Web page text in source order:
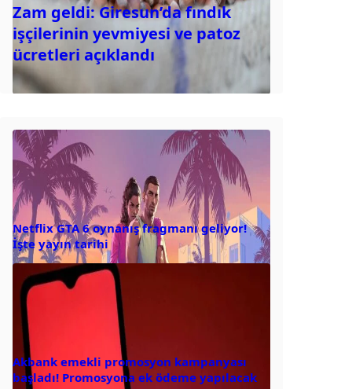
Zam geldi: Giresun’da fındık
işçilerinin yevmiyesi ve patoz
ücretleri açıklandı
Netflix GTA 6 oynanış fragmanı geliyor!
İşte yayın tarihi
Akbank emekli promosyon kampanyası
başladı! Promosyona ek ödeme yapılacak